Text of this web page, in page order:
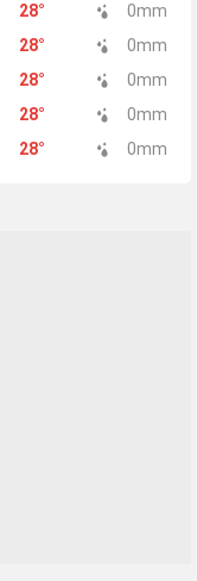
28° 0mm
28° 0mm
28° 0mm
28° 0mm
28° 0mm